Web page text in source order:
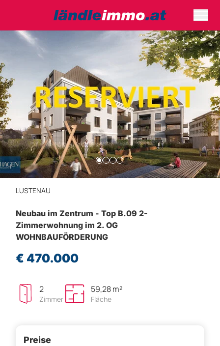
LUSTENAU
Neubau im Zentrum - Top B.09 2-
Zimmerwohnung im 2. OG
WOHNBAUFÖRDERUNG
€ 470.000
2
Zimmer
59,28 m²
Fläche
Preise